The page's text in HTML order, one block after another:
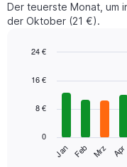
Der teuerste Monat, um
der Oktober (21 €).
chart
bars.
Das
folgende
graphic.
Jan Feb Mrz Apr
0
8 €
16 €
24 €